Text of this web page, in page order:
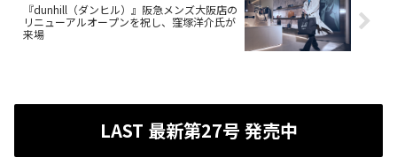
『dunhill（ダンヒル）』阪急メンズ大阪店の
リニューアルオープンを祝し、窪塚洋介氏が
来場
LAST 最新第27号 発売中